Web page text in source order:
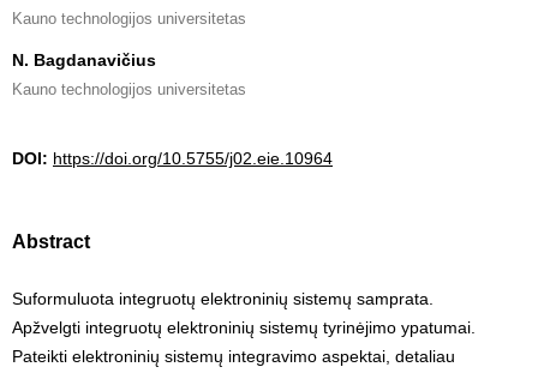
Kauno technologijos universitetas
N. Bagdanavičius
Kauno technologijos universitetas
DOI: https://doi.org/10.5755/j02.eie.10964
Abstract
Suformuluota integruotų elektroninių sistemų samprata.
Apžvelgti integruotų elektroninių sistemų tyrinėjimo ypatumai.
Pateikti elektroninių sistemų integravimo aspektai, detaliau